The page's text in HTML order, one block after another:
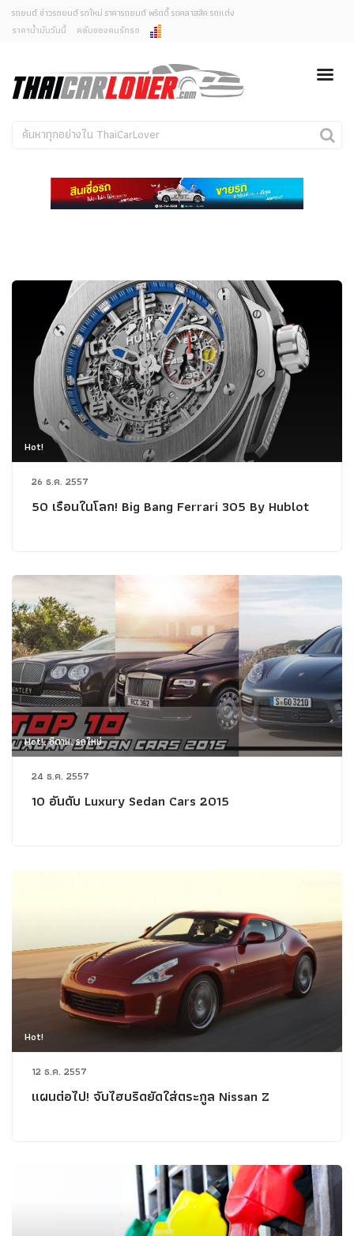
ยกเลิกการแจ้งเตือน
คุณต้องการยกเลิกการแจ้งเตือนข่าวสารเมื่อมีการอัพเดต
ใช่หรือไม่?
ไม่
รถยนต์ ข่าวรถยนต์ รถใหม่ ราคารถยนต์ พริตตี้ รถคลาสสิค รถแต่ง
ราคาน้ำมันวันนี้
คลับของคนรักรถ
รถใหม่
คนรักรถ
งานแสดงรถ
Hot!
26 ธ.ค. 2557
50 เรือนในโลก! Big Bang Ferrari 305 By Hublot
Hot!, ซีดาน, รถใหม่
24 ธ.ค. 2557
10 อันดับ Luxury Sedan Cars 2015
Hot!
12 ธ.ค. 2557
แผนต่อไป! จับไฮบริดยัดใส่ตระกูล Nissan Z